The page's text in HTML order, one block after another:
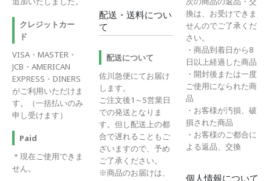
クレジットカー
ド
VISA・MASTER・
JCB・AMERICAN
EXPRESS・DINERS
がご利用いただけま
す。（一括払いのみ
申し受けます）
Paid
＊現在ご使用できま
せん。
配送・送料につい
て
配送について
佐川急便にてお届け
します。
ご注文後1～5営業日
での発送となりま
す。但し配送上の都
合で遅れることもご
ざいますので、予め
ご了承ください。
※商品のお届けは、
換は、お受けできま
せんのでご了承くだ
さい。
・商品到着日から8
日以上経過した商品
・開封後または一度
ご使用になられた商
品
・お客様が汚損、破
損された商品
・お客様のご都合に
よる返品、交換
個人情報について